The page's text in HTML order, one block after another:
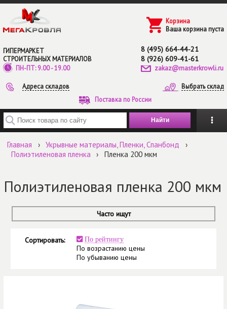
Перейти к основному содержанию
ГИПЕРМАРКЕТ
СТРОИТЕЛЬНЫХ МАТЕРИАЛОВ
ПН-ПТ: 9.00 - 19.00
8 (495) 664-44-21
8 (926) 609-41-61
zakaz@masterkrowli.ru
Адреса складов
Выбрать склад
Поставка по России
Корзина
Ваша корзина пуста
Введите ключевые слова для поиска
Главная › Укрывные материалы, Пленки, Спанбонд
›
Полиэтиленовая пленка
› Пленка 200 мкм
Полиэтиленовая пленка 200 мкм
Часто ищут
Сортировать: По рейтингу
По возрастанию цены
По убыванию цены